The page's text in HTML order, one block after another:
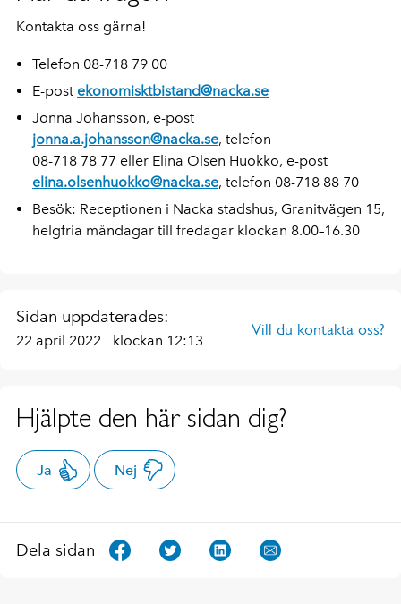
Kontakta oss gärna!
Telefon 08-718 79 00
E-post ekonomisktbistand@nacka.se
Jonna Johansson, e-post
jonna.a.johansson@nacka.se, telefon
08-718 78 77 eller Elina Olsen Huokko, e-post
elina.olsenhuokko@nacka.se, telefon 08-718 88 70
Besök: Receptionen i Nacka stadshus, Granitvägen 15,
helgfria måndagar till fredagar klockan 8.00–16.30
Sidan uppdaterades:
22 april 2022 klockan 12:13
Vill du kontakta oss?
Hjälpte den här sidan dig?
Ja Nej
Dela sidan